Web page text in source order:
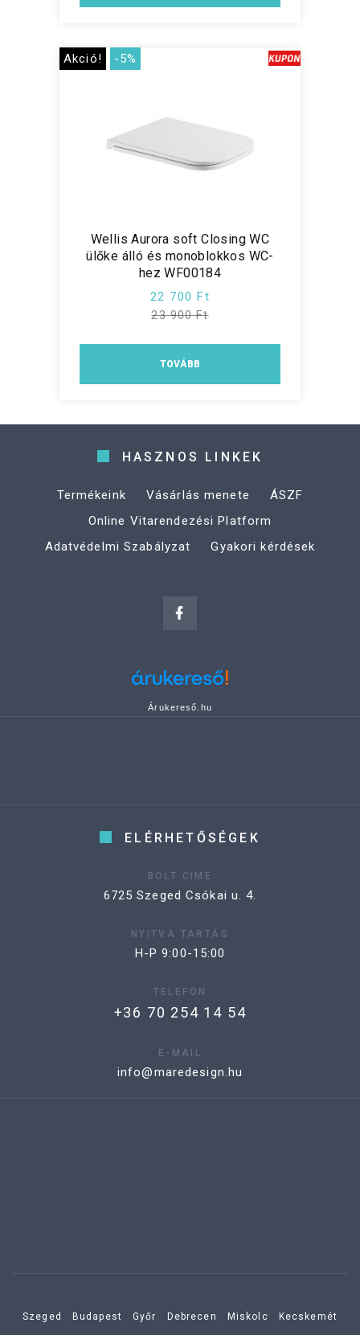
Akció! -5%
Wellis Aurora soft Closing WC
ülőke álló és monoblokkos WC-
hez WF00184
22 700 Ft
23 900 Ft
TOVÁBB
HASZNOS LINKEK
Termékeink Vásárlás menete
ÁSZF
Online Vitarendezési Platform
Adatvédelmi Szabályzat
Gyakori kérdések
Árukereső.hu
ELÉRHETŐSÉGEK
BOLT CÍME
6725 Szeged Csókai u. 4.
NYITVA TARTÁS
H-P 9:00-15:00
TELEFON
+36 70 254 14 54
E-MAIL
info@maredesign.hu
Szeged Budapest Győr Debrecen Miskolc Kecskemét